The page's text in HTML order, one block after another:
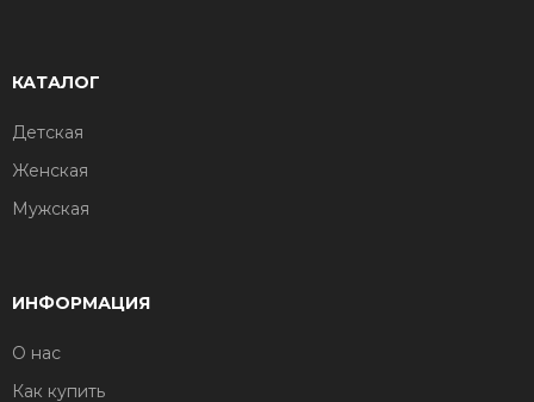
КАТАЛОГ
Детская
Женская
Мужская
ИНФОРМАЦИЯ
О нас
Как купить